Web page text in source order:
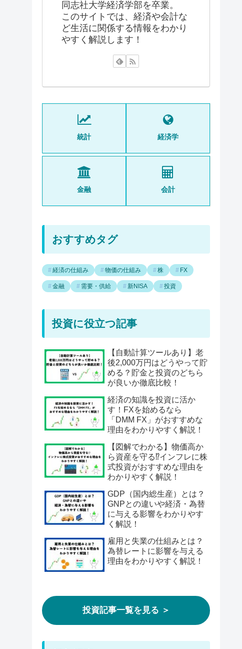
同志社大学経済学部を卒業。
このサイトでは、経済や会計な
ど生活に関係する情報をわかり
やすく解説します！
統計 経済学
金融 会計
おすすめタグ
経済の仕組み 物価の仕組み 株 FX
金融 需要・供給 新NISA 投資
投資に役立つ記事
【自動計算ツールあり】老
後2,000万円はどうやって貯
める？貯金と投資のどちら
が良いか徹底比較！
経済の知識を投資に活か
す！FXを始めるなら
「DMM FX」がおすすめな
理由をわかりやすく解説！
【図解でわかる】物価高か
ら資産を守る⁉︎インフレに株
式投資がおすすめな理由を
わかりやすく解説！
GDP（国内総生産）とは？
GNPとの違いや経済・為替
に与える影響をわかりやす
く解説！
雇用と失業の仕組みとは？
為替レートに影響を与える
理由をわかりやすく解説！
投資記事一覧を見る ＞